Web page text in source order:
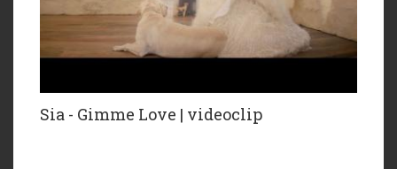
Sia - Gimme Love | videoclip